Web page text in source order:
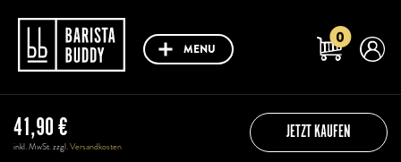
MENU
0
41,90€
inkl. MwSt. zzgl.Versandkosten
JETZT KAUFEN